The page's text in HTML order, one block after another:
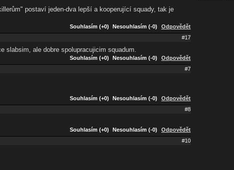
postaví jeden-dva lepší a kooperující squady, tak je
Souhlasím (+0) Nesouhlasím (-0) Odpovědět
#17
slabsim, ale dobre spolupracujicim squadum.
Souhlasím (+0) Nesouhlasím (-0) Odpovědět
#7
Souhlasím (+0) Nesouhlasím (-0) Odpovědět
#8
Souhlasím (+0) Nesouhlasím (-0) Odpovědět
#10